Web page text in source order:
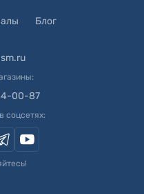
Блог
00-87
соцсетях: